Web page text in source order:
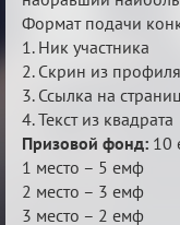
Формат подачи
1. Ник участника
2. Скрин из
3. Ссылка на
4. Текст из квадрата
Призовой фонд: 10
1 место – 5 емф
2 место – 3 емф
3 место – 2 емф